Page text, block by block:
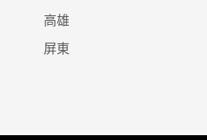
高雄
屏東